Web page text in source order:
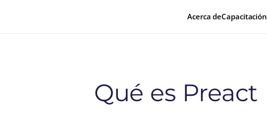
Acerca deCapacitación
Qué es Preact